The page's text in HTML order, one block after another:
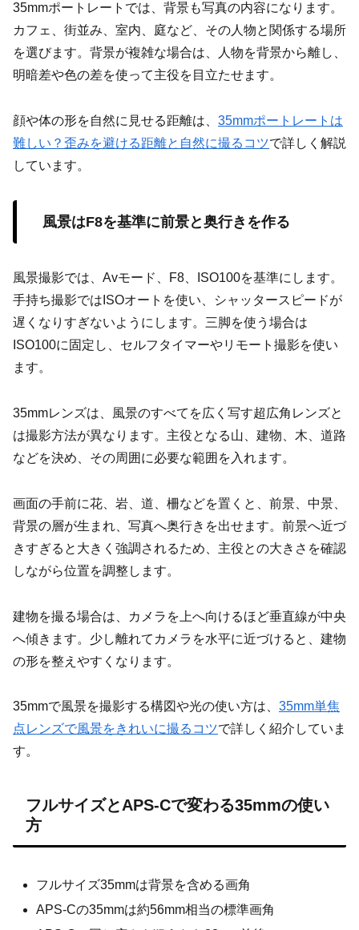
35mmポートレートでは、背景も写真の内容になります。
カフェ、街並み、室内、庭など、その人物と関係する場所
を選びます。背景が複雑な場合は、人物を背景から離し、
明暗差や色の差を使って主役を目立たせます。
顔や体の形を自然に見せる距離は、 35mmポートレートは
難しい？歪みを避ける距離と自然に撮るコツで詳しく解説
しています。
風景はF8を基準に前景と奥行きを作る
風景撮影では、Avモード、F8、ISO100を基準にします。
手持ち撮影ではISOオートを使い、シャッタースピードが
遅くなりすぎないようにします。三脚を使う場合は
ISO100に固定し、セルフタイマーやリモート撮影を使い
ます。
35mmレンズは、風景のすべてを広く写す超広角レンズと
は撮影方法が異なります。主役となる山、建物、木、道路
などを決め、その周囲に必要な範囲を入れます。
画面の手前に花、岩、道、柵などを置くと、前景、中景、
背景の層が生まれ、写真へ奥行きを出せます。前景へ近づ
きすぎると大きく強調されるため、主役との大きさを確認
しながら位置を調整します。
建物を撮る場合は、カメラを上へ向けるほど垂直線が中央
へ傾きます。少し離れてカメラを水平に近づけると、建物
の形を整えやすくなります。
35mmで風景を撮影する構図や光の使い方は、 35mm単焦
点レンズで風景をきれいに撮るコツで詳しく紹介していま
す。
フルサイズとAPS-Cで変わる35mmの使い
方
フルサイズ35mmは背景を含める画角
APS-Cの35mmは約56mm相当の標準画角